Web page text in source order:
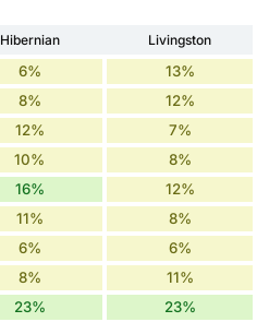
Hibernian
Livingston
6% 13%
8% 12%
12% 7%
10% 8%
16% 12%
11% 8%
6% 6%
8% 11%
23% 23%